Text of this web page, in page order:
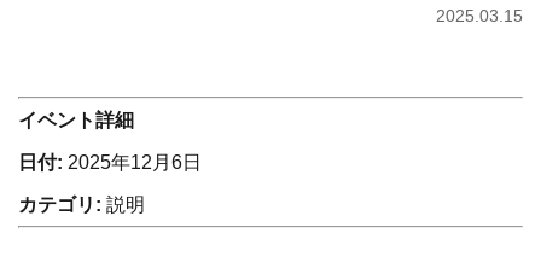
2025.03.15
イベント詳細
日付: 2025年12月6日
カテゴリ: 説明